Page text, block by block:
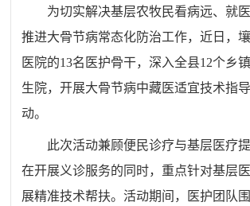
为切实解决基层农牧民看病远、就
推进大骨节病常态化防治工作，近日，
医院的13名医护骨干，深入全县12个乡
生院，开展大骨节病中藏医适宜技术指
动。
此次活动兼顾便民诊疗与基层医疗
在开展义诊服务的同时，重点针对基层
展精准技术帮扶。活动期间，医护团队